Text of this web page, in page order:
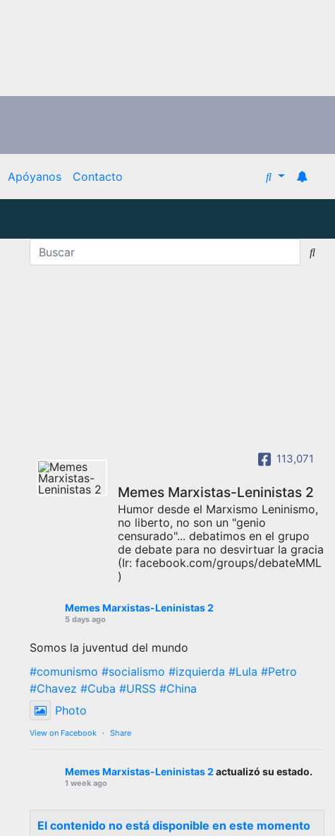
Apóyanos Contacto
113,071
Memes Marxistas-Leninistas 2
Humor desde el Marxismo Leninismo,
no liberto, no son un "genio
censurado"... debatimos en el grupo
de debate para no desvirtuar la gracia
(Ir: facebook.com/groups/debateMML
)
Memes Marxistas-Leninistas 2
5 days ago
Somos la juventud del mundo
#comunismo #socialismo #izquierda #Lula #Petro
#Chavez #Cuba #URSS #China
Photo
View on Facebook · Share
Memes Marxistas-Leninistas 2 actualizó su estado.
1 week ago
El contenido no está disponible en este momento